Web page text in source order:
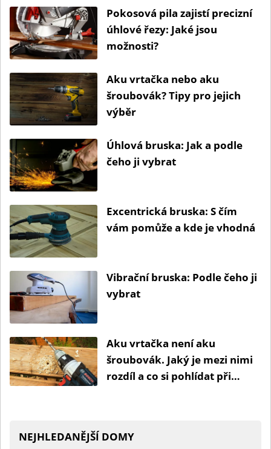
Pokosová pila zajistí precizní
úhlové řezy: Jaké jsou
možnosti?
Aku vrtačka nebo aku
šroubovák? Tipy pro jejich
výběr
Úhlová bruska: Jak a podle
čeho ji vybrat
Excentrická bruska: S čím
vám pomůže a kde je vhodná
Vibrační bruska: Podle čeho ji
vybrat
Aku vrtačka není aku
šroubovák. Jaký je mezi nimi
rozdíl a co si pohlídat při
NEJHLEDANĚJŠÍ DOMY